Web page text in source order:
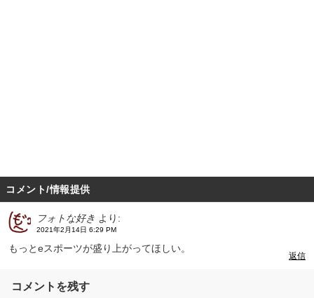
コメント/情報提供
フォトな好き より:
2021年2月14日 6:29 PM
もっとeスポーツが盛り上がってほしい。
返信
コメントを残す